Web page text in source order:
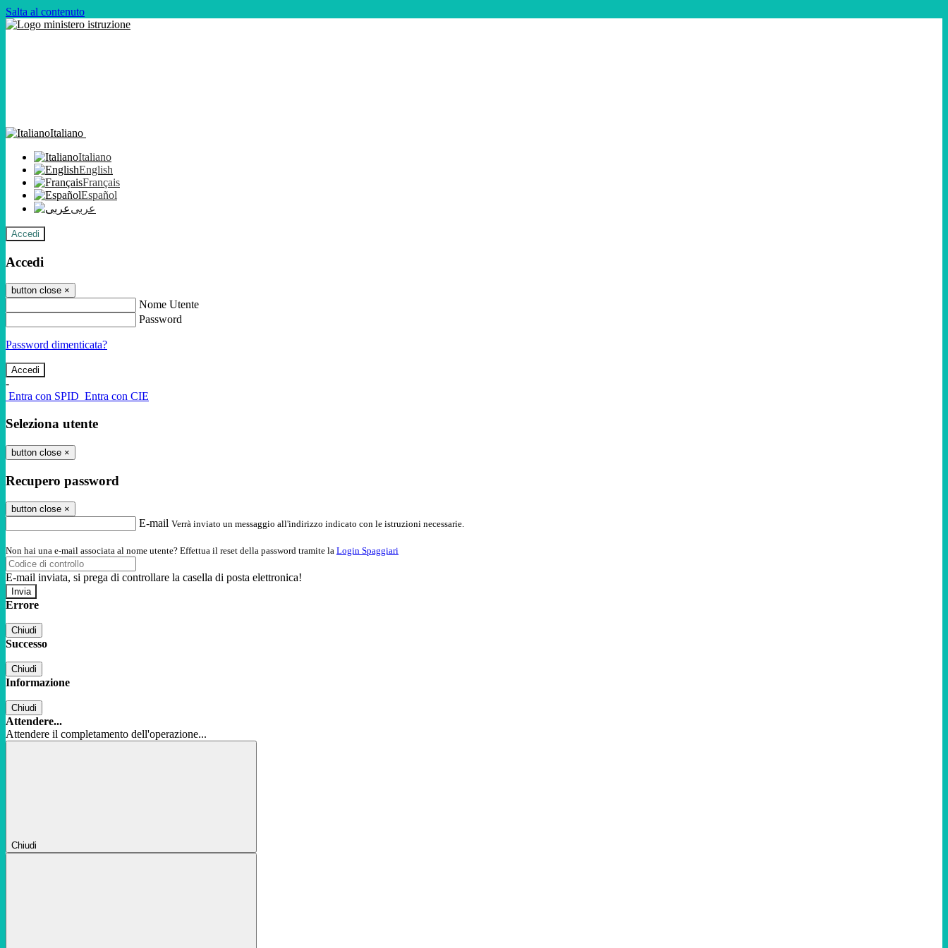
Salta al contenuto
Italiano
Italiano
English
Français
Español
عربى
Accedi
Accedi
button close ×
Nome Utente
Password
Password dimenticata?
-
Entra con SPID Entra con CIE
Seleziona utente
button close ×
Recupero password
button close ×
E-mail Verrà inviato un messaggio all'indirizzo indicato con le istruzioni necessarie.
Non hai una e-mail associata al nome utente? Effettua il reset della password tramite la Login Spaggiari
E-mail inviata, si prega di controllare la casella di posta elettronica!
Errore
Chiudi
Successo
Chiudi
Informazione
Chiudi
Attendere...
Attendere il completamento dell'operazione...
Chiudi